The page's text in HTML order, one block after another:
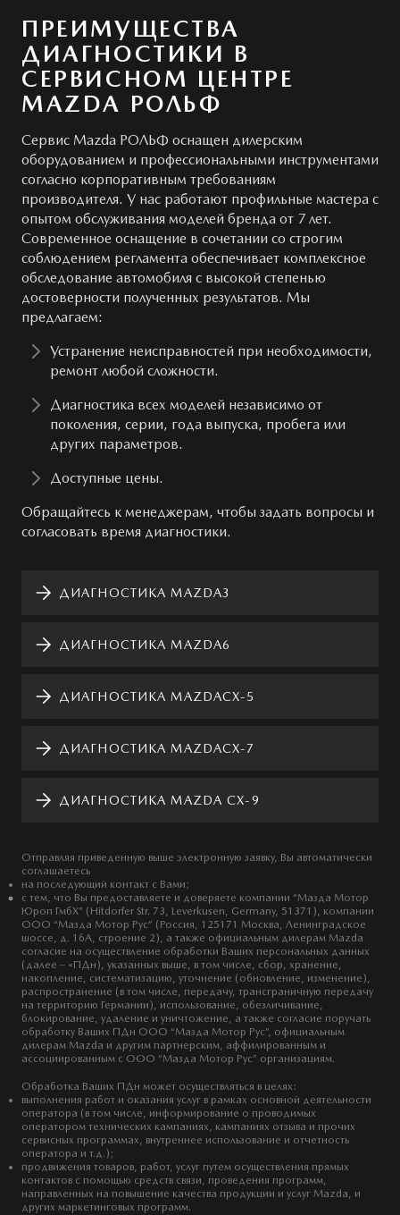
ПРЕИМУЩЕСТВА
ДИАГНОСТИКИ В
СЕРВИСНОМ ЦЕНТРЕ
MAZDA РОЛЬФ
Сервис Mazda РОЛЬФ оснащен дилерским
оборудованием и профессиональными инструментами
согласно корпоративным требованиям
производителя. У нас работают профильные мастера с
опытом обслуживания моделей бренда от 7 лет.
Современное оснащение в сочетании со строгим
соблюдением регламента обеспечивает комплексное
обследование автомобиля с высокой степенью
достоверности полученных результатов. Мы
предлагаем:
Устранение неисправностей при необходимости,
ремонт любой сложности.
Диагностика всех моделей независимо от
поколения, серии, года выпуска, пробега или
других параметров.
Доступные цены.
Обращайтесь к менеджерам, чтобы задать вопросы и
согласовать время диагностики.
ДИАГНОСТИКА MAZDA3
ДИАГНОСТИКА MAZDA6
ДИАГНОСТИКА MAZDAСХ-5
ДИАГНОСТИКА MAZDACХ-7
ДИАГНОСТИКА MAZDA CХ-9
Отправляя приведенную выше электронную заявку, Вы автоматически
соглашаетесь
на последующий контакт с Вами;
с тем, что Вы предоставляете и доверяете компании “Мазда Мотор
Юроп ГмбХ” (Hitdorfer Str. 73, Leverkusen, Germany, 51371), компании
ООО “Мазда Мотор Рус” (Россия, 125171 Москва, Ленинградское
шоссе, д. 16А, строение 2), а также официальным дилерам Mazda
согласие на осуществление обработки Ваших персональных данных
(далее – «ПДн), указанных выше, в том числе, сбор, хранение,
накопление, систематизацию, уточнение (обновление, изменение),
распространение (в том числе, передачу, трансграничную передачу
на территорию Германии), использование, обезличивание,
блокирование, удаление и уничтожение, а также согласие поручать
обработку Ваших ПДн ООО “Мазда Мотор Рус”, официальным
дилерам Mazda и другим партнерским, аффилированным и
ассоциированным с ООО “Мазда Мотор Рус” организациям.
Обработка Ваших ПДн может осуществляться в целях:
выполнения работ и оказания услуг в рамках основной деятельности
оператора (в том числе, информирование о проводимых
оператором технических кампаниях, кампаниях отзыва и прочих
сервисных программах, внутреннее использование и отчетность
оператора и т.д.);
продвижения товаров, работ, услуг путем осуществления прямых
контактов с помощью средств связи, проведения программ,
направленных на повышение качества продукции и услуг Mazda, и
других маркетинговых программ.